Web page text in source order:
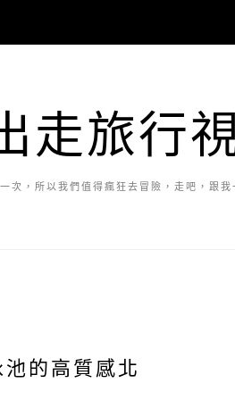
走旅行
次，所以我們值得瘋狂去冒險，走吧，跟
的高質感北